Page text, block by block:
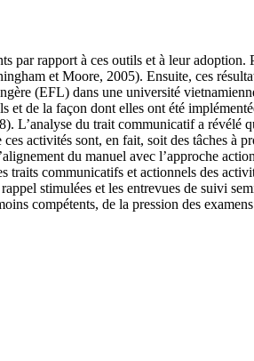
par rapport à ces outils et à leur adoption.
et Moore, 2005). Ensuite, ces
(EFL) dans une université
et de la façon dont elles ont été
L’analyse du trait communicatif a révélé
activités sont, en fait, soit des tâches à
du manuel avec l’approche
traits communicatifs et actionnels des
stimulées et les entrevues de suivi
compétents, de la pression des